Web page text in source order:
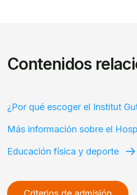
Contenidos
¿Por qué escoger el Institut
Más información sobre el
Educación física y deporte